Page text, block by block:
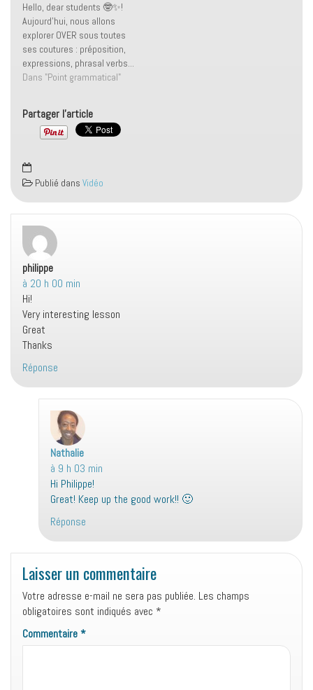
pratique et quelque peu
nostalgique (je vous…
Hello, dear students 🤓✨!
Aujourd'hui, nous allons
explorer OVER sous toutes
ses coutures : préposition,
expressions, phrasal verbs...
🙌 Mais avant de
manquer 🚀. 📌 OVER : ce
petit mot cache une
fascinantes ! ➡️ Le mot OVER
s'utilise…
Dans "Point grammatical"
Partager l'article
Publié dans Vidéo
philippe
à 20 h 00 min
Hi!
Very interesting lesson
Great
Thanks
Réponse
Nathalie
i
t
à 9 h 03 min
Hi Philippe!
Great! Keep up the good work!! 🙂
Réponse
Laisser un commentaire
Votre adresse e-mail ne sera pas publiée. Les champs
obligatoires sont indiqués avec *
Commentaire*